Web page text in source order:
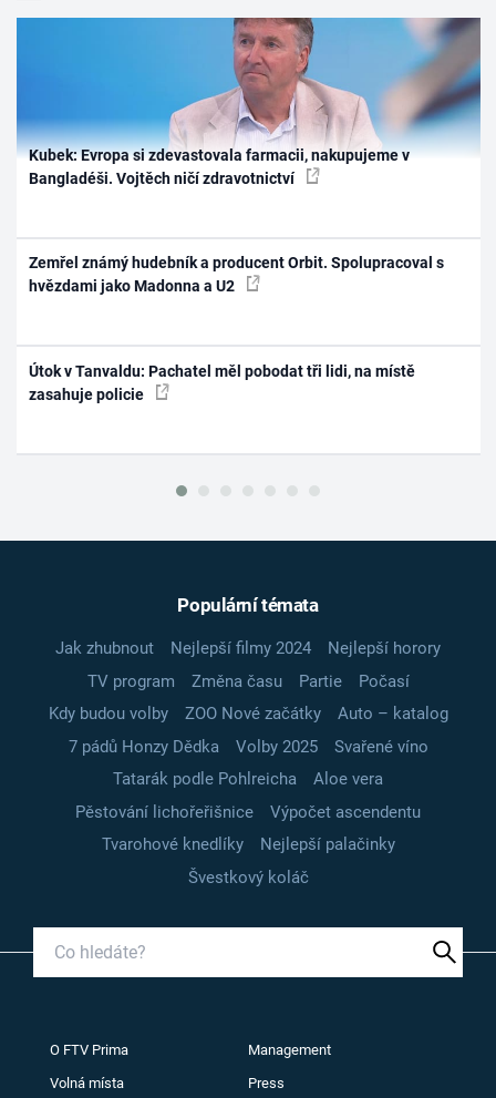
Kubek: Evropa si zdevastovala farmacii, nakupujeme v
Bangladéši. Vojtěch ničí zdravotnictví
Zemřel známý hudebník a producent Orbit. Spolupracoval s
hvězdami jako Madonna a U2
Útok v Tanvaldu: Pachatel měl pobodat tři lidi, na místě
zasahuje policie
Populární témata
Jak zhubnout Nejlepší filmy 2024
Nejlepší horory
TV program
Změna času Partie
Počasí
Kdy budou volby
ZOO Nové začátky
Auto – katalog
7 pádů Honzy Dědka
Volby 2025
Svařené víno
Tatarák podle Pohlreicha
Aloe vera
Pěstování lichořeřišnice
Výpočet ascendentu
Tvarohové knedlíky
Nejlepší palačinky
Švestkový koláč
O FTV Prima Management
Volná místa Press